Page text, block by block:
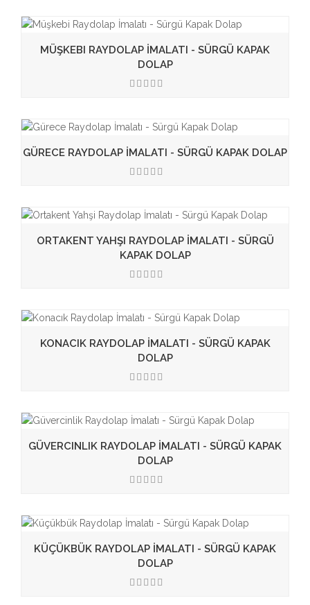
MÜŞKEBI RAYDOLAP İMALATI - SÜRGÜ KAPAK
DOLAP
GÜRECE RAYDOLAP İMALATI - SÜRGÜ KAPAK DOLAP
ORTAKENT YAHŞI RAYDOLAP İMALATI - SÜRGÜ
KAPAK DOLAP
KONACIK RAYDOLAP İMALATI - SÜRGÜ KAPAK
DOLAP
GÜVERCINLIK RAYDOLAP İMALATI - SÜRGÜ KAPAK
DOLAP
KÜÇÜKBÜK RAYDOLAP İMALATI - SÜRGÜ KAPAK
DOLAP